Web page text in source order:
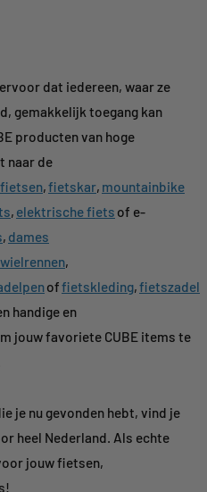
dat iedereen, waar ze
gemakkelijk toegang kan
producten van hoge
naar de
,fietskar, mountainbike
, elektrische fiets of e-
, dames
wielrennen,
offietskleding,fietszadel
handige en
jouw favoriete CUBE items te
je nu gevonden hebt, vind je
heel Nederland. Als echte
jouw fietsen,